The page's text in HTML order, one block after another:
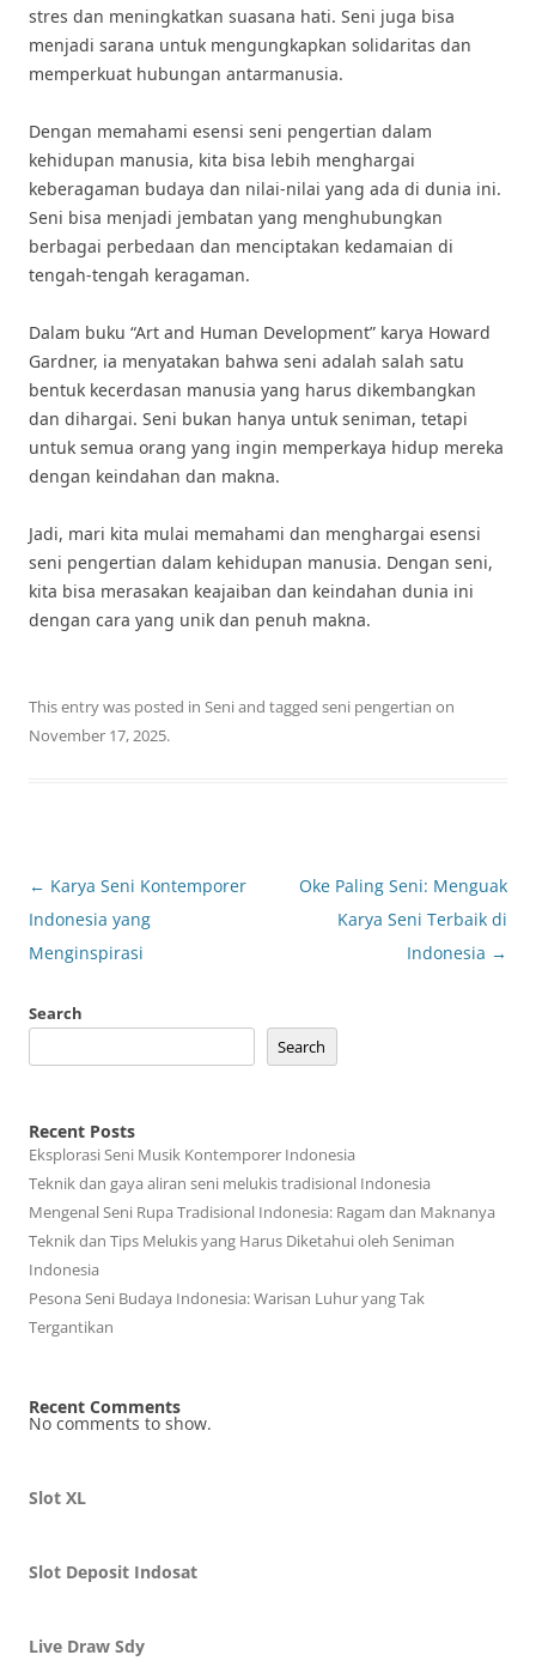
stres dan meningkatkan suasana hati. Seni juga bisa
menjadi sarana untuk mengungkapkan solidaritas dan
memperkuat hubungan antarmanusia.
Dengan memahami esensi seni pengertian dalam
kehidupan manusia, kita bisa lebih menghargai
keberagaman budaya dan nilai-nilai yang ada di dunia ini.
Seni bisa menjadi jembatan yang menghubungkan
berbagai perbedaan dan menciptakan kedamaian di
tengah-tengah keragaman.
Dalam buku “Art and Human Development” karya Howard
Gardner, ia menyatakan bahwa seni adalah salah satu
bentuk kecerdasan manusia yang harus dikembangkan
dan dihargai. Seni bukan hanya untuk seniman, tetapi
untuk semua orang yang ingin memperkaya hidup mereka
dengan keindahan dan makna.
Jadi, mari kita mulai memahami dan menghargai esensi
seni pengertian dalam kehidupan manusia. Dengan seni,
kita bisa merasakan keajaiban dan keindahan dunia ini
dengan cara yang unik dan penuh makna.
This entry was posted in Seniand tagged seni pengertian on
November 17, 2025.
Post
navigation
← Karya Seni Kontemporer
Indonesia yang
Menginspirasi
Oke Paling Seni: Menguak
Karya Seni Terbaik di
Indonesia →
Search
Search
Recent Posts
Eksplorasi Seni Musik Kontemporer Indonesia
Teknik dan gaya aliran seni melukis tradisional Indonesia
Mengenal Seni Rupa Tradisional Indonesia: Ragam dan Maknanya
Teknik dan Tips Melukis yang Harus Diketahui oleh Seniman
Indonesia
Pesona Seni Budaya Indonesia: Warisan Luhur yang Tak
Tergantikan
Recent Comments
No comments to show.
Slot XL
Slot Deposit Indosat
Live Draw Sdy